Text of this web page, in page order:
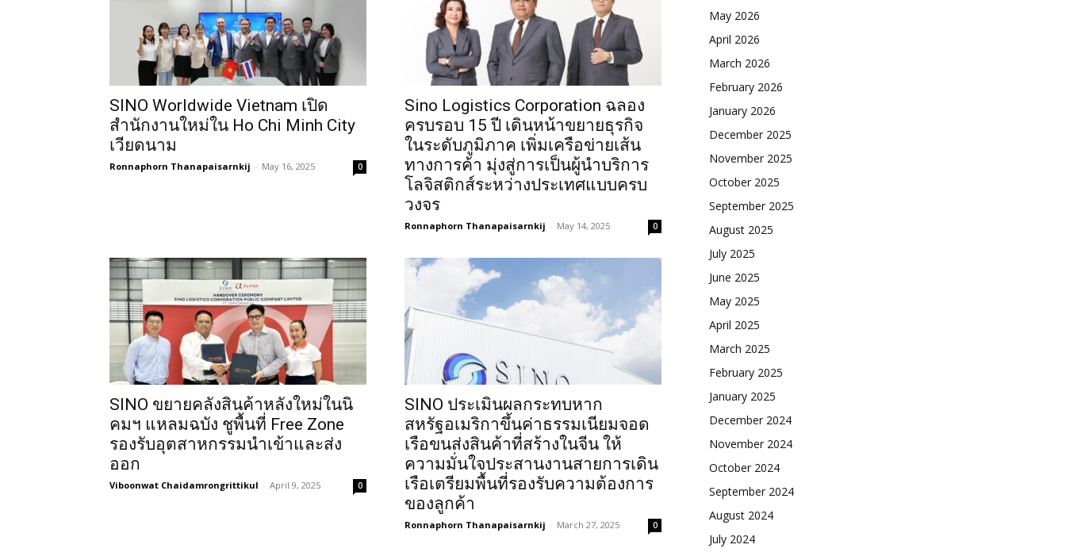
SINO Worldwide Vietnam เปิด
สำนักงานใหม่ใน Ho Chi Minh City
เวียดนาม
Ronnaphorn Thanapaisarnkij - May 16, 2025 0
Sino Logistics Corporation ฉลอง
ครบรอบ 15 ปี เดินหน้าขยายธุรกิจ
ในระดับภูมิภาค เพิ่มเครือข่ายเส้น
ทางการค้า มุ่งสู่การเป็นผู้นำบริการ
โลจิสติกส์ระหว่างประเทศแบบครบ
วงจร
Ronnaphorn Thanapaisarnkij - May 14, 2025 0
SINO ขยายคลังสินค้าหลังใหม่ในนิ
คมฯ แหลมฉบัง ชูพื้นที่ Free Zone
รองรับอุตสาหกรรมนำเข้าและส่ง
ออก
Viboonwat Chaidamrongrittikul - April 9, 2025 0
SINO ประเมินผลกระทบหาก
สหรัฐอเมริกาขึ้นค่าธรรมเนียมจอด
เรือขนส่งสินค้าที่สร้างในจีน ให้
ความมั่นใจประสานงานสายการเดิน
เรือเตรียมพื้นที่รองรับความต้องการ
ของลูกค้า
Ronnaphorn Thanapaisarnkij - March 27, 2025 0
May 2026
April 2026
March 2026
February 2026
January 2026
December 2025
November 2025
October 2025
September 2025
August 2025
July 2025
June 2025
May 2025
April 2025
March 2025
February 2025
January 2025
December 2024
November 2024
October 2024
September 2024
August 2024
July 2024